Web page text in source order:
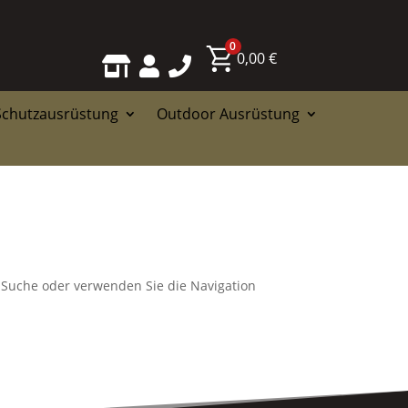
  
0
0,00€
Outdoor Ausrüstung
oder verwenden Sie die Navigation